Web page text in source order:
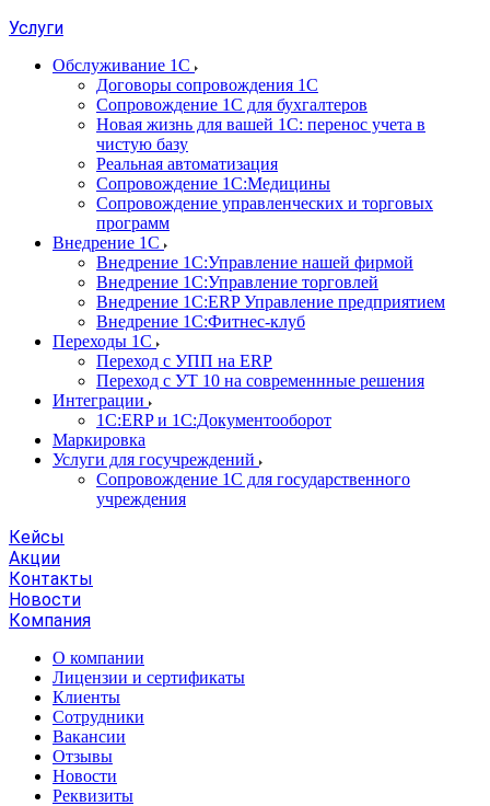
Услуги
Обслуживание 1С
Договоры сопровождения 1С
Сопровождение 1С для бухгалтеров
Новая жизнь для вашей 1С: перенос учета в
чистую базу
Реальная автоматизация
Сопровождение 1С:Медицины
Сопровождение управленческих и торговых
программ
Внедрение 1С
Внедрение 1С:Управление нашей фирмой
Внедрение 1С:Управление торговлей
Внедрение 1С:ERP Управление предприятием
Внедрение 1С:Фитнес-клуб
Переходы 1С
Переход с УПП на ERP
Переход с УТ 10 на современнные решения
Интеграции
1С:ERP и 1С:Документооборот
Маркировка
Услуги для госучреждений
Сопровождение 1С для государственного
учреждения
Кейсы
Акции
Контакты
Новости
Компания
О компании
Лицензии и сертификаты
Клиенты
Сотрудники
Вакансии
Отзывы
Новости
Реквизиты